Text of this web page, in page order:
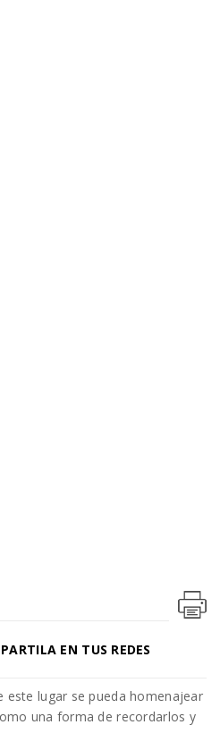
EN TUS REDES
este lugar se pueda homenajear
una forma de recordarlos y